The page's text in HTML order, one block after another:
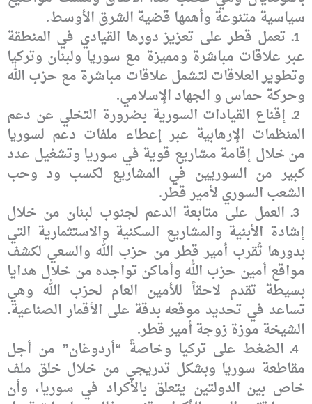
سياسية متنوعة وأهمها قضية الشرق الأوسط.
1ـ تعمل قطر على تعزيز دورها القيادي في المنطقة
عبر علاقات مباشرة ومميزة مع سوريا ولبنان وتركيا
وتطويرالعلاقات لتشمل علاقات مباشرة مع حزب الله
وحركة حماس و الجهاد الإسلامي.
2ـ إقناع القيادات السورية بضرورة التخلي عن دعم
المنظمات الإرهابية عبر إعطاء ملفات دعم لسوريا
منخلال إقامة مشاريع قوية في سوريا وتشغيل عدد
كبير من السوريين في المشاريع لكسب ود وحب
الشعب السوري لأمير قطر.
3ـ العمل على متابعة الدعم لجنوب لبنان من خلال
إشادة الأبنية والمشاريع السكنية والاستثمارية التي
بدورها تُقرب أمير قطر من حزب الله والسعي لكشف
مواقع أمين حزب الله وأماكن تواجدهمن خلال هدايا
بسيطة تقدم لاحقاً للأمين العام لحزب الله وهي
تساعد في تحديد موقعهبدقة على الأقمار الصناعية.
الشيخة موزة زوجة أمير قطر.
4ـ الضغط على تركيا وخاصةً “أردوغان” من أجل
مقاطعة سوريا وبشكل تدريجي من خلال خلق ملف
خاص بين الدولتين يتعلق بالأكراد في سوريا، وأن